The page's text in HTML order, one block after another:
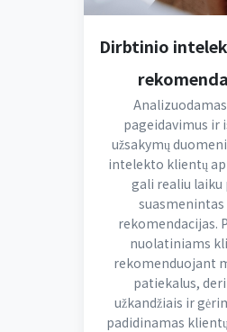
Dirbtinio
pageidavimus ir
užsakymų
intelekto klientų
gali realiu
rekomendacijas.
nuolatiniams
rekomenduojant
patiekalus,
užkandžiais ir
padidinamas